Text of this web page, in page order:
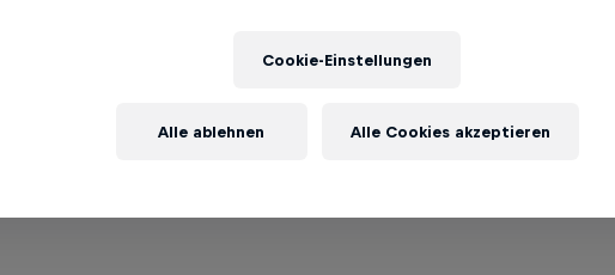
Cookie-Einstellungen
Alle ablehnen Alle Cookies akzeptieren